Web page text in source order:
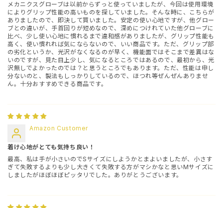
メカニクスグローブは以前からずっと使っていましたが、今回は使用環境
によりグリップ性能の高いものを探していました。そんな時に、こちらが
ありましたので、即決して買いました。安定の使い心地ですが、他グロー
ブとの違いが、手首回りが短めなので、深めにつけれていた他グローブに
比べ、少し使い心地に慣れるまで違和感がありましたが、グリップ性能も
高く、使い慣れれば気にならないので、いい商品です。ただ、グリップ部
の劣化というか、光沢がなくなるのが早く、機能面ではそこまで差異はな
いのですが、見た目上少し、気になるところではあるので、最初から、光
沢無しでよかったのでは？と思うところでもあります。ただ、性能は申し
分ないのと、製法もしっかりしているので、ほつれ等ぜんぜんありませ
ん。十分おすすめできる商品です。
Amazon Customer
着け心地がとても気持ち良い！
最高、私は手が小さいのでSサイズにしようかとまよいましたが、小さす
ぎて失敗するよりも少し大きくて失敗する方がマシかなと思いMサイズに
しましたがほぼほぼピッタリでした。ありがとうございます。